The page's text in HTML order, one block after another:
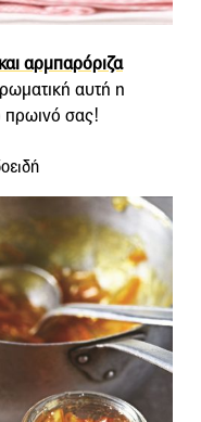
αρμπαρόριζα
αυτή η
πρωινό σας!